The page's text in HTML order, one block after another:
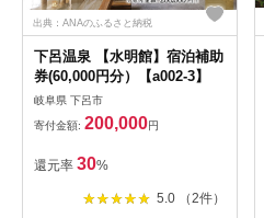
出典：ANAのふるさと納税
下呂温泉 【水明館】宿泊補助
券(60,000円分）【a002-3】
岐阜県 下呂市
寄付金額: 200,000円
還元率 30%
5.0 （2件）